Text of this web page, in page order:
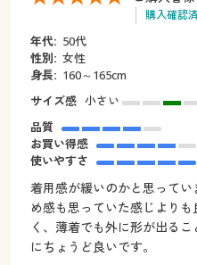
購入確認
年代: 50代
性別: 女性
身長: 160～165cm
サイズ感 小さい
品質
お買い得感
使いやすさ
着用感が緩いのかと思って
め感も思っていた感じより
く、薄着でも外に形が出る
にちょうど良いです。